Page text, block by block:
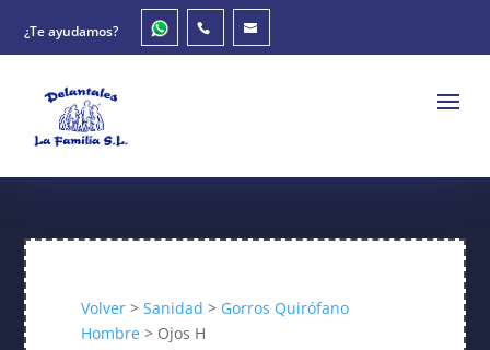
¿Te ayudamos?
Volver> Sanidad > Gorros Quirófano
Hombre> Ojos H